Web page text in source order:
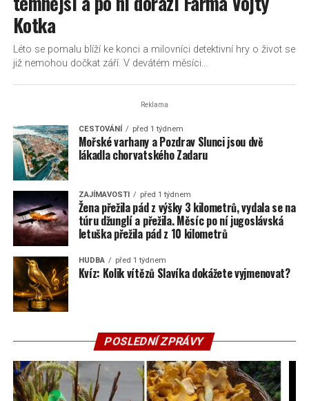
Kotka
Léto se pomalu blíží ke konci a milovníci detektivní hry o život se
již nemohou dočkat září. V devátém měsíci...
Reklama
CESTOVÁNÍ před 1 týdnem
Mořské varhany a Pozdrav Slunci jsou dvě
lákadla chorvatského Zadaru
ZAJÍMAVOSTI před 1 týdnem
Žena přežila pád z výšky 3 kilometrů, vydala se na
túru džunglí a přežila. Měsíc po ní jugoslávská
letuška přežila pád z 10 kilometrů
HUDBA před 1 týdnem
Kvíz: Kolik vítězů Slavíka dokážete vyjmenovat?
POSLEDNÍ ZPRÁVY